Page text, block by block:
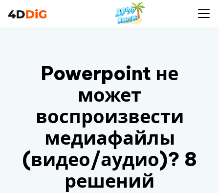
Powerpoint не
может
воспроизвести
медиафайлы
(видео/аудио)? 8
решений